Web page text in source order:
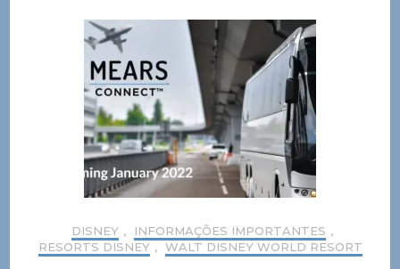
DISNEY , INFORMAÇÕES IMPORTANTES ,
RESORTS DISNEY , WALT DISNEY WORLD RESORT